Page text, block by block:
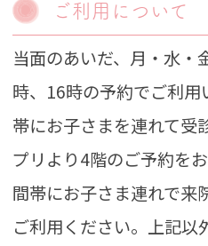
ご利用について
当面のあいだ、月・水・
時、16時の予約でご利
帯にお子さまを連れて
プリより4階のご予約を
間帯にお子さま連れで来
ご利用ください​。上記以